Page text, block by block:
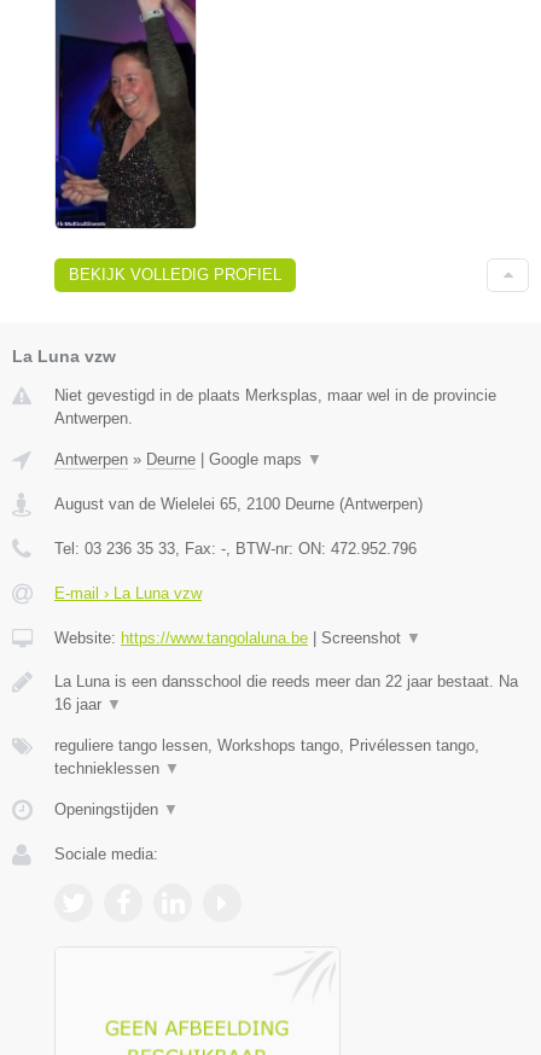
BEKIJK VOLLEDIG PROFIEL
La Luna vzw
Niet gevestigd in de plaats Merksplas, maar wel in de provincie
Antwerpen.
Antwerpen » Deurne Google maps ▼
August van de Wielelei 65, 2100 Deurne (Antwerpen)
Tel: 03 236 35 33, Fax: -, BTW-nr: ON: 472.952.796
E-mail › La Luna vzw
Website: https://www.tangolaluna.be Screenshot ▼
La Luna is een dansschool die reeds meer dan 22 jaar bestaat. Na
16 jaar ▼
reguliere tango lessen, Workshops tango, Privélessen tango,
technieklessen ▼
Openingstijden ▼
Sociale media: